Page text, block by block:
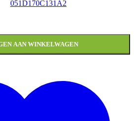
051D170C131A2
AAN WINKELWAGEN